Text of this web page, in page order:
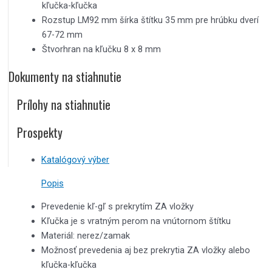
kľučka-kľučka
Rozstup LM92 mm šírka štítku 35 mm pre hrúbku dverí
67-72 mm
Štvorhran na kľučku 8 x 8 mm
Dokumenty na stiahnutie
Prílohy na stiahnutie
Prospekty
Katalógový výber
Popis
Prevedenie kľ-gľ s prekrytím ZA vložky
Kľučka je s vratným perom na vnútornom štítku
Materiál: nerez/zamak
Možnosť prevedenia aj bez prekrytia ZA vložky alebo
kľučka-kľučka